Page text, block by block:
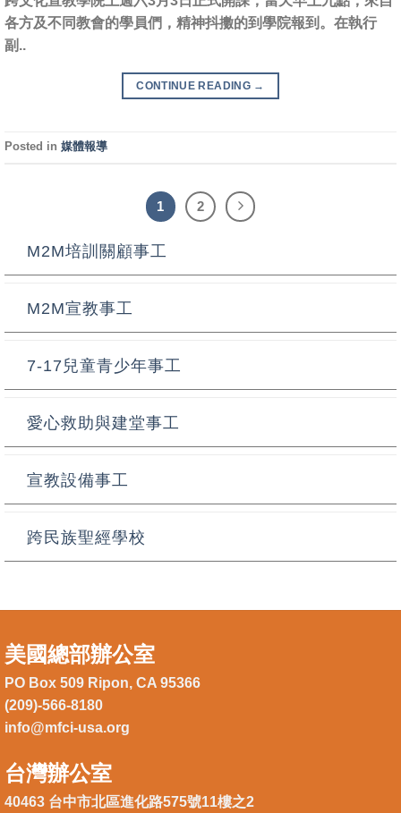
各方及不同教會的學員們，精神抖擻的到學院報到。在執行
副..
CONTINUE READING →
Posted in 媒體報導
1 2
M2M培訓關顧事工
M2M宣教事工
7-17兒童青少年事工
愛心救助與建堂事工
宣教設備事工
跨民族聖經學校
美國總部辦公室
PO Box 509 Ripon, CA 95366
(209)-566-8180
info@mfci-usa.org
台灣辦公室
40463 台中市北區進化路575號11樓之2